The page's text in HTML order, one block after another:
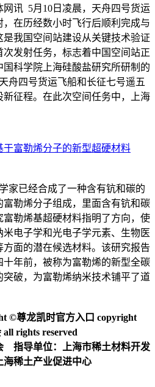
讯 5月10日凌晨，天舟四号货运
在历经数小时飞行后顺利完成与
我国空间站建设从关键技术验证
次发射任务，标志着中国空间站正
科学院上海硅酸盐研究所研制的
舟四号货运飞船和长征七号遥五
征程。在此次空间任务中，上海
富勒烯分子的新型超硬材料
家已经合成了一种含有钪和碳的
勒烯分子组成，里面含有钪和碳
勒烯基超硬材料指明了方向，使
电子学和光电子学元素、生物医
面的潜在候选材料。该研究报告
年前，被称为富勒烯的新型全碳
破，为富勒烯纳米技术铺平了道
©尊龙凯时官方入口 copyright
rights reserved
指导单位：上海市稀土材料开发
稀土产业促进中心